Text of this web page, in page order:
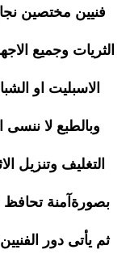
فنيين مختصين
الثريات وجميع
الاسبليت او
وبالطبع لا
التغليف وتنزيل
بصورةآمنة
ثم يأتى دور